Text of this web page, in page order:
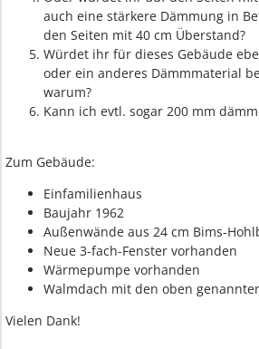
auch eine stärkere Dämmung in
den Seiten mit 40 cm Überstand?
Würdet ihr für dieses Gebäude
oder ein anderes Dämmmaterial
warum?
Kann ich evtl. sogar 200 mm
Zum Gebäude:
Einfamilienhaus
Baujahr 1962
Außenwände aus 24 cm Bims-
Neue 3-fach-Fenster vorhanden
Wärmepumpe vorhanden
Walmdach mit den oben
Vielen Dank!